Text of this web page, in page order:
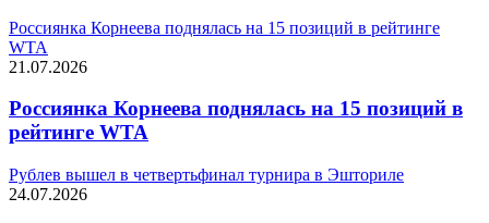
Россиянка Корнеева поднялась на 15 позиций в рейтинге
WTA
21.07.2026
Россиянка Корнеева поднялась на 15 позиций в
рейтинге WTA
Рублев вышел в четвертьфинал турнира в Эшториле
24.07.2026